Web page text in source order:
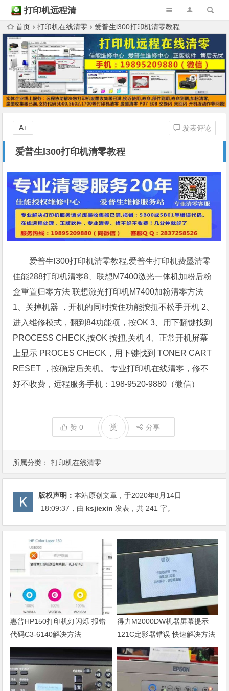
打印机远程清
零首页 打印机在线清零 爱普生l300打印机清零教程
爱普生l300打印机清零教程
发表评论
A+
所属分类： 打印机在线清零
爱普生l300打印机清零教程,爱普生打印机费墨清零
佳能288打印机清零8、联想M7400激光一体机加粉后粉
盒重置归零方法 联想激光打印机M7400加粉清零方法
1、关掉机器 ，开机的同时按住功能按扭不松手开机 2、
进入维修模式，翻到84功能项，按OK 3、用下翻键找到
PROCESS CHECK,按OK 按扭,关机 4、正常开机屏幕
上显示 PROCES CHECK，用下键找到 TONER CART
RESET ，按确定后关机。 专业打印机在线清零，修不
好不收费，远程服务手机：198-9520-9880（微信）
赞0 赏 分享
版权声明：本站原创文章，于2020年8月14日
18:09:37 ，由 ksjiexin 发表，共 241 字。
惠普HP150打印机灯闪烁 报错
代码C3-6140解决方法
得力M2000DW机器屏幕提示
121C定影器错误 快速解决方法